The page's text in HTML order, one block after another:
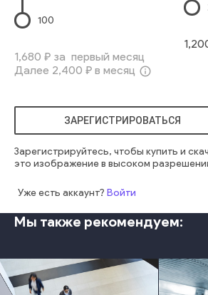
100
1,680 ₽ за первый месяц
Далее 2,400 ₽ в месяц info_outline
ЗАРЕГИСТРИРОВАТЬСЯ
Зарегистрируйтесь, чтобы купить и
это изображение в высоком
Уже есть аккаунт? Войти
Мы также рекомендуем: